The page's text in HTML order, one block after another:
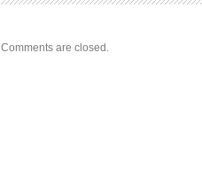
Comments are closed.